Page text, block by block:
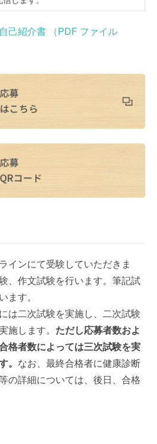
己紹介書 （PDF ファイル
インにて受験していただきま
、作文試験を行います。筆記試
ます。
は二次試験を実施し、二次試験
施します。 ただし応募者数およ
格者数によっては三次試験を実
。 なお、最終合格者に健康診断
の詳細については、後日、合格